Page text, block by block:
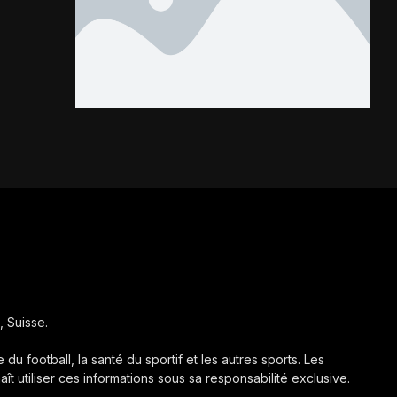
Les Kondona...
Suisse.
football, la santé du sportif et les autres sports. Les
utiliser ces informations sous sa responsabilité exclusive.